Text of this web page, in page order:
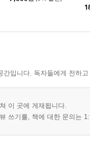
간입니다. 독자들에게 전하
이 곳에 게재됩니다.
쓰기를, 책에 대한 문의는